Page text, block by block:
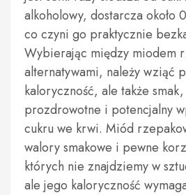
alkoholowy, dostarcza około
co czyni go praktycznie
Wybierając między miodem
alternatywami, należy wziąć
kaloryczność, ale także smak,
prozdrowotne i potencjalny
cukru we krwi. Miód
walory smakowe i pewne
których nie znajdziemy w
ale jego kaloryczność